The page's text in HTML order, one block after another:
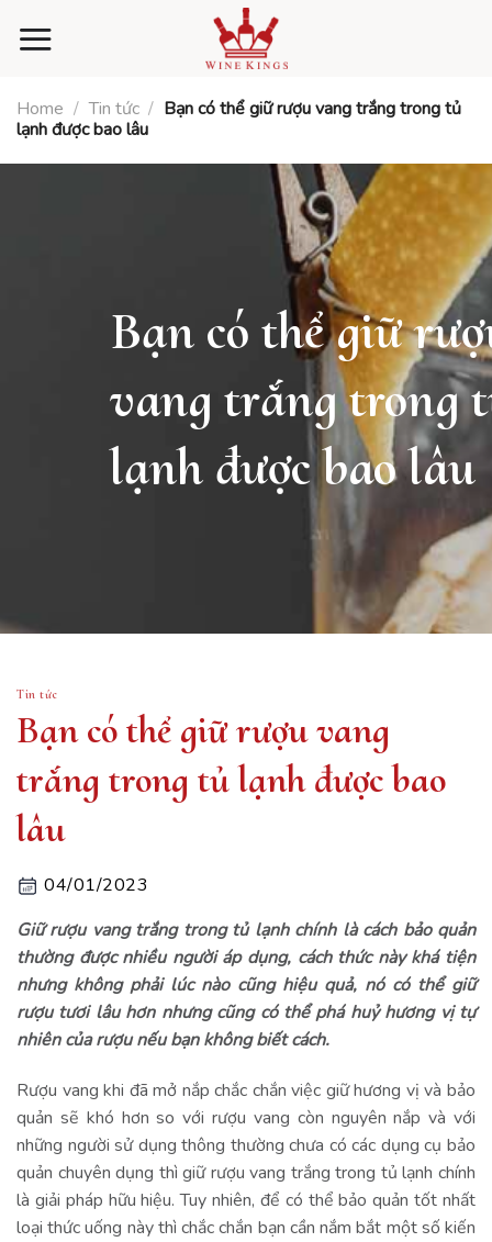
Home / Tin tức / Bạn có thể giữ rượu vang trắng trong tủ
lạnh được bao lâu
Bạn có thể giữ
vang trắng trong
lạnh được bao lâu
Tin tức
Bạn có thể giữ rượu vang
trắng trong tủ lạnh được bao
lâu
04/01/2023
Giữ rượu vang trắng trong tủ lạnh chính là cách bảo quản
thường được nhiều người áp dụng, cách thức này khá tiện
nhưng không phải lúc nào cũng hiệu quả, nó có thể giữ
rượu tươi lâu hơn nhưng cũng có thể phá huỷ hương vị tự
nhiên của rượu nếu bạn không biết cách.
Rượu vang khi đã mở nắp chắc chắn việc giữ hương vị và bảo
quản sẽ khó hơn so với rượu vang còn nguyên nắp và với
những người sử dụng thông thường chưa có các dụng cụ bảo
quản chuyên dụng thì giữ rượu vang trắng trong tủ lạnh chính
là giải pháp hữu hiệu. Tuy nhiên, để có thể bảo quản tốt nhất
loại thức uống này thì chắc chắn bạn cần nắm bắt một số kiến